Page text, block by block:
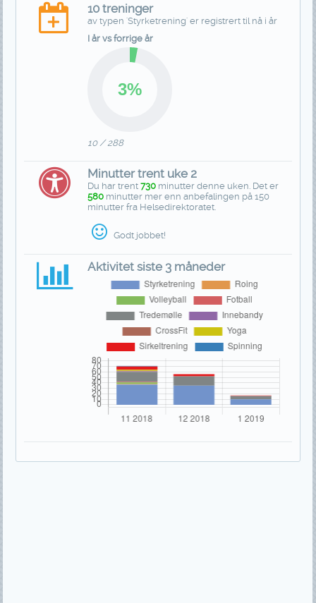
10 treninger
av typen 'Styrketrening' er registrert til nå i år
I år vs forrige år
10 / 288
Minutter trent uke 2
Du har trent730 minutter denne uken. Det er
580 minutter mer enn anbefalingen på 150
minutter fra Helsedirektoratet.
Godt jobbet!
Aktivitet siste 3 måneder